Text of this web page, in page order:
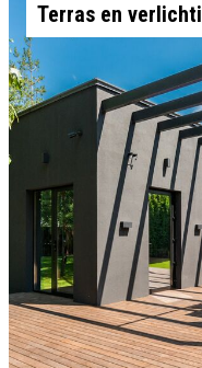
Terras en